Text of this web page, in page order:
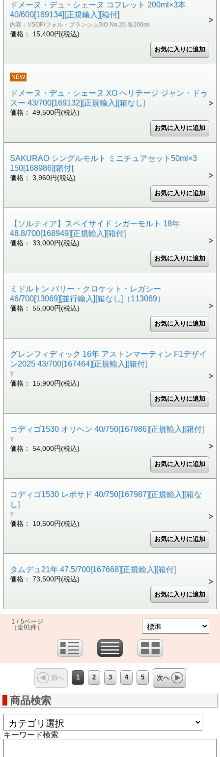
ドメーヌ・デュ・シェーヌ コフレット 200ml×3本
40/600[169134][正規輸入][箱付]
内容：VSOP/フォル・ブランシュ/XO No.20 各200ml
価格： 15,400円(税込)
NEW
ドメーヌ・デュ・シェーヌ XO ヘリテージ ジャン・ドゥ
スー 43/700[169132][正規輸入][箱なし]
価格： 49,500円(税込)
SAKURAO シングルモルト ミニチュアセット50ml×3
150[168986][箱付]
価格： 3,960円(税込)
【ソルティア】スペイサイド シガーモルト 18年
48.8/700[168949][正規輸入][箱付]
価格： 33,000円(税込)
ミドルトン バリー・クロケット・レガシー
46/700[13069][並行輸入][箱なし]（113069）
価格： 55,000円(税込)
グレンフィディック 16年 アストンマーティン F1デザイ
ン2025 43/700[167464][正規輸入][箱付]
Y
価格： 15,900円(税込)
コディゴ1530 オリヘン 40/750[167986][正規輸入][箱付]
Y
価格： 54,000円(税込)
コディゴ1530 レポサド 40/750[167987][正規輸入][箱な
し]
Y
価格： 10,500円(税込)
タムデュ21年 47.5/700[167668][正規輸入][箱付]
価格： 73,500円(税込)
1 / 5ページ
（全91件）
前へ 1 2 3 4 5 次へ
商品検索
キーワード検索